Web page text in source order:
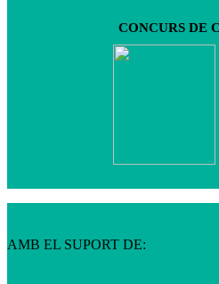
CONCURS DE
AMB EL SUPORT DE: